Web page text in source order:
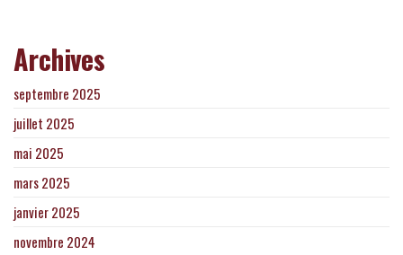
Archives
septembre 2025
juillet 2025
mai 2025
mars 2025
janvier 2025
novembre 2024